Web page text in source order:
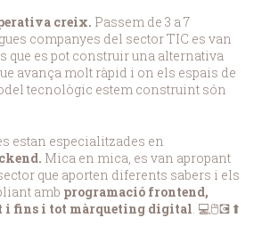
creix. Passem de 3 a 7
companyes del sector TIC es van
que es pot construir una alternativa
avança molt ràpid i on els espais de
tecnològic estem construint són
estan especialitzades en
Mica en mica, es van apropant
que aporten diferents sabers i els
amb programació frontend,
i fins i tot màrqueting digital. 💻🖱💽⬆